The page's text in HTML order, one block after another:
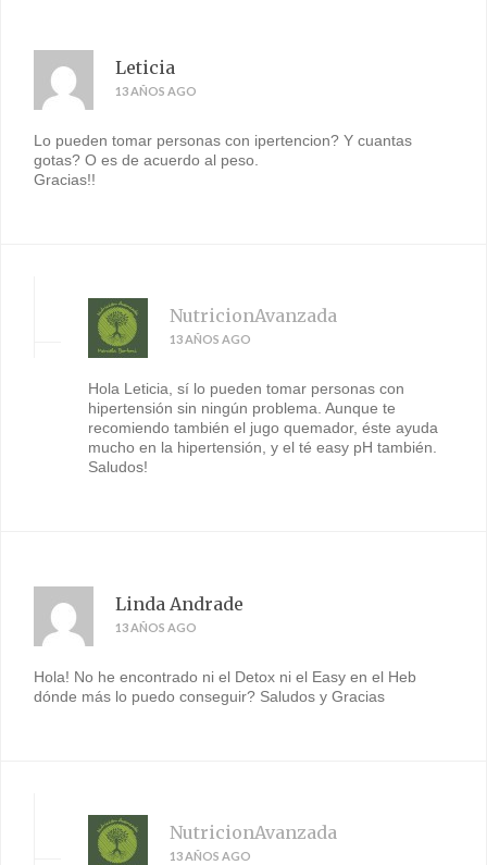
Leticia
13 AÑOS AGO
Lo pueden tomar personas con ipertencion? Y cuantas
gotas? O es de acuerdo al peso.
Gracias!!
NutricionAvanzada
13 AÑOS AGO
Hola Leticia, sí lo pueden tomar personas con
hipertensión sin ningún problema. Aunque te
recomiendo también el jugo quemador, éste ayuda
mucho en la hipertensión, y el té easy pH también.
Saludos!
Linda Andrade
13 AÑOS AGO
Hola! No he encontrado ni el Detox ni el Easy en el Heb
dónde más lo puedo conseguir? Saludos y Gracias
NutricionAvanzada
13 AÑOS AGO